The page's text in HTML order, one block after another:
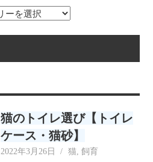
猫のトイレ選び【トイレ
ケース・猫砂】
2022年3月26日 neecat
猫, 飼育